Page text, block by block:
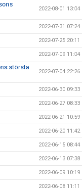
2022-08-01 13:04
2022-07-31 07:24
2022-07-25 20:11
2022-07-09 11:04
största
2022-07-04 22:26
2022-06-30 09:33
2022-06-27 08:33
2022-06-21 10:59
2022-06-20 11:42
2022-06-15 08:44
2022-06-13 07:38
2022-06-09 10:19
2022-06-08 11:11